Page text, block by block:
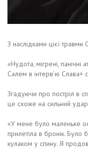
З наслідками цієї травми
«Нудота, мігрені,
Салем в інтерв’ю Слава+
Згадуючи про постріл в
це схоже на сильний
«У мене було маленьке
прилетіла в бронік.
кулаком у спину. Я